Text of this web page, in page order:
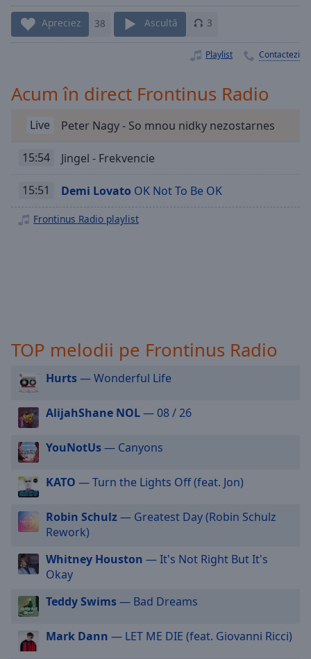
1x
Chapters
descriptions
off,
selected
Subtitles
subtitles
off
selected
Track
in-
Picture
Fullscreen
This
modal
window.
Beginning
dialog
window.
Escape
Apreciez 38 Ascultă 3
Playlist Contactezi
Acum în direct Frontinus Radio
Live Peter Nagy - So mnou nidky nezostarnes
15:54 Jingel - Frekvencie
15:51 Demi Lovato OK Not To Be OK
Frontinus Radio playlist
TOP melodii pe Frontinus Radio
Hurts— Wonderful Life
AlijahShane NOL— 08 / 26
YouNotUs— Canyons
KATO — Turn the Lights Off (feat. Jon)
Robin Schulz— Greatest Day (Robin Schulz
Rework)
Whitney Houston — It's Not Right But It's
Okay
Teddy Swims— Bad Dreams
Mark Dann — LET ME DIE (feat. Giovanni Ricci)